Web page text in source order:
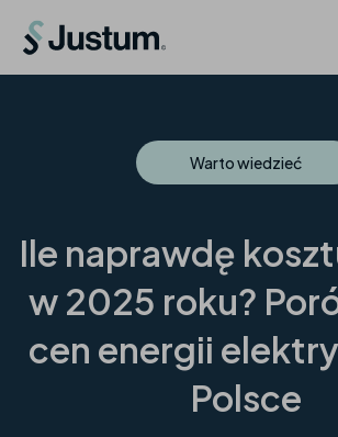
Warto wiedzieć
Ile naprawdę
w 2025 roku?
cen energii
Polsce